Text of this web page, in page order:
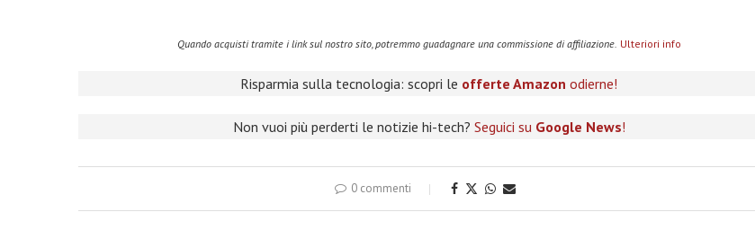
Quando acquisti tramite i link sul nostro sito, potremmo guadagnare una commissione di affiliazione. Ulteriori info
Risparmia sulla tecnologia: scopri le offerte Amazon odierne!
Non vuoi più perderti le notizie hi-tech? Seguici su Google News!
0 commenti